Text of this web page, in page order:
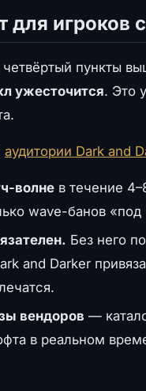
для игроков
пункты
ужесточится. Это
аудитории Dark and
волне в течение
wave-банов «под
Без него
and Darker
вендоров —
в реальном